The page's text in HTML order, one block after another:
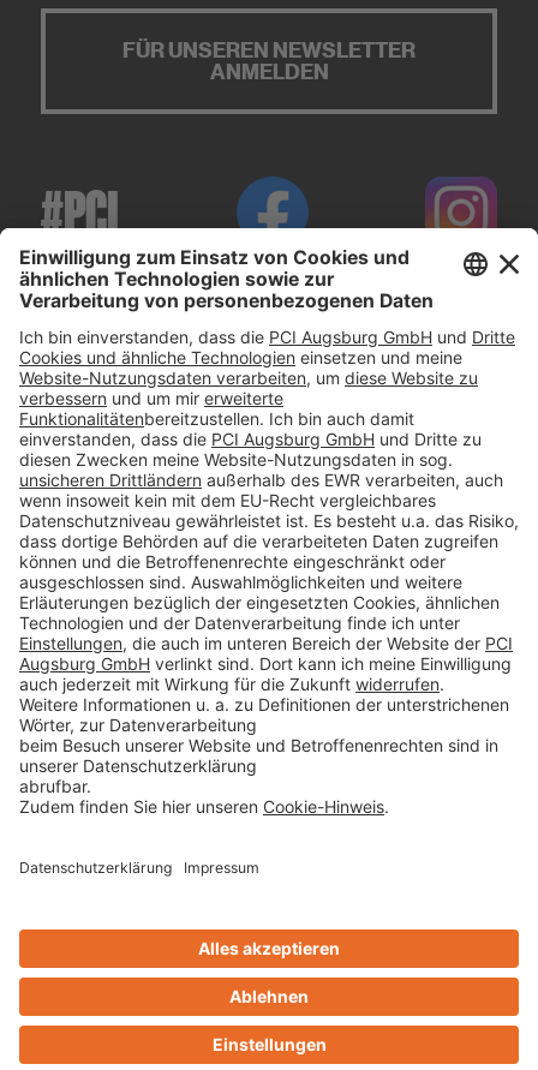
FÜR UNSEREN NEWSLETTER
ANMELDEN
#PCI
Impressum
Datenschutz
AGB
Rechtliche Hinweise
Cookie-Einstellungen öffnen
Betroffenenrechte
www.bimobject.com
Sika Deutschland - heinze.de
www.naturstein-datenbank.de
Design & Code ❤zwetschke
Kontakt
Technikchat